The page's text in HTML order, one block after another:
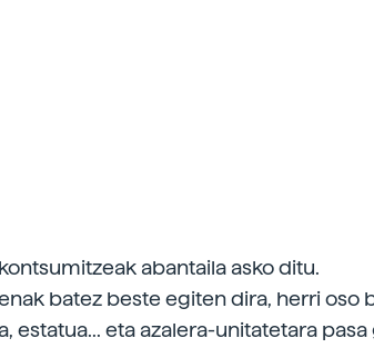
abantaila asko ditu.
batez beste egiten dira, herri oso
estatua... eta azalera-unitatetara pasa